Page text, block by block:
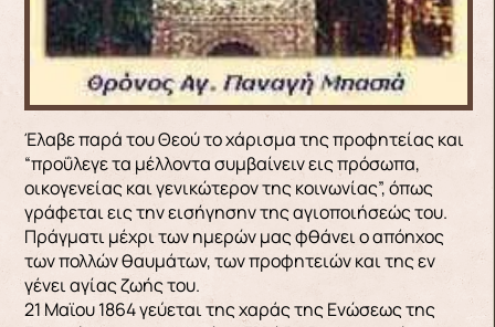
Έλαβε παρά του Θεού το χάρισμα της προφητείας και
“προΰλεγε τα μέλλοντα συμβαίνειν εις πρόσωπα,
οικογενείας και γενικώτερον της κοινωνίας”, όπως
γράφεται εις την εισήγησην της αγιοποιήσεώς του.
Πράγματι μέχρι των ημερών μας φθάνει ο απόηχος
των πολλών θαυμάτων, των προφητειών και της εν
γένει αγίας ζωής του.
21 Μαϊου 1864 γεύεται της χαράς της Ενώσεως της